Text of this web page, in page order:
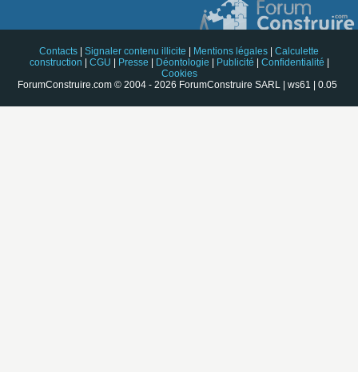
Contacts Signaler contenu illicite Mentions légales
Calculette
construction
CGU Presse Déontologie Publicité Confidentialité
Cookies
ForumConstruire.com © 2004 - 2026 ForumConstruire SARL | ws61 | 0.05